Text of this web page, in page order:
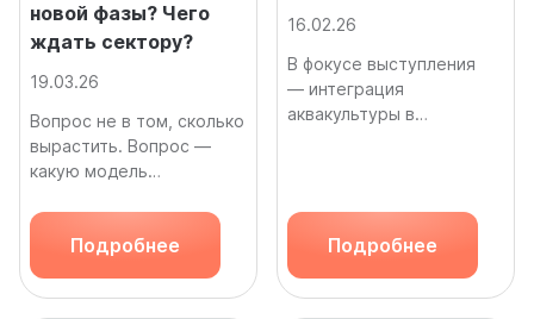
новой фазы? Чего
ждать сектору?
19.03.26
Вопрос не в том, сколько
вырастить. Вопрос —
какую модель
Подробнее
16.02.26
В фокусе выступления
— интеграция
аквакультуры в
Подробнее